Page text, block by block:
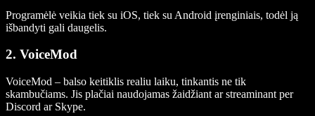
Programėlė veikia tiek su iOS, tiek su Android įrenginiais, todėl ją
išbandyti gali daugelis.
2. VoiceMod
VoiceMod – balso keitiklis realiu laiku, tinkantis ne tik
skambučiams. Jis plačiai naudojamas žaidžiant ar streaminant per
Discord ar Skype.